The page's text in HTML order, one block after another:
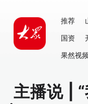
推荐
国资
果然视
主播说 |